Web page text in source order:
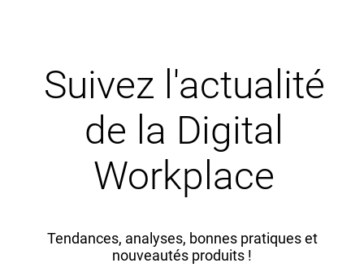
Suivez l'actualité
de la Digital
Workplace
Tendances, analyses, bonnes pratiques et
nouveautés produits !